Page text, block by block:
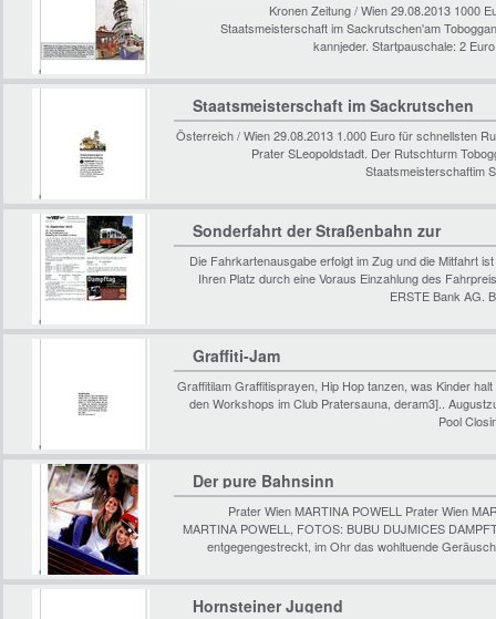
Kronen Zeitung / Wien 29.08.2013 1000
Staatsmeisterschaft im Sackrutschen'am
kannjeder. Startpauschale: 2
Staatsmeisterschaft im Sackrutschen
Österreich / Wien 29.08.2013 1.000 Euro für schnellsten
Prater SLeopoldstadt. Der Rutschturm
Staatsmeisterschaftim
Sonderfahrt der Straßenbahn zur
Liliputbahn
Die Fahrkartenausgabe erfolgt im Zug und die Mitfahrt
Ihren Platz durch eine Voraus Einzahlung des
ERSTE Bank AG.
Graffiti-Jam
Graffitilam Graffitisprayen, Hip Hop tanzen, was Kinder
den Workshops im Club Pratersauna, deram3]..
Pool
Der pure Bahnsinn
Prater Wien MARTINA POWELL Prater Wien
MARTINA POWELL, FOTOS: BUBU DUJMICES
entgegengestreckt, im Ohr das wohltuende
Hornsteiner Jugend